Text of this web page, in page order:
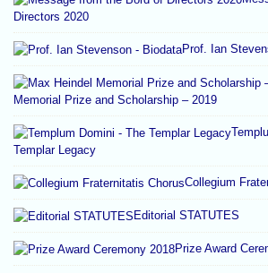
Directors 2020
Prof. Ian
Memorial Prize and Scholarship – 2019
Templar Legacy
Collegium
Editorial STATUTES
Prize Award